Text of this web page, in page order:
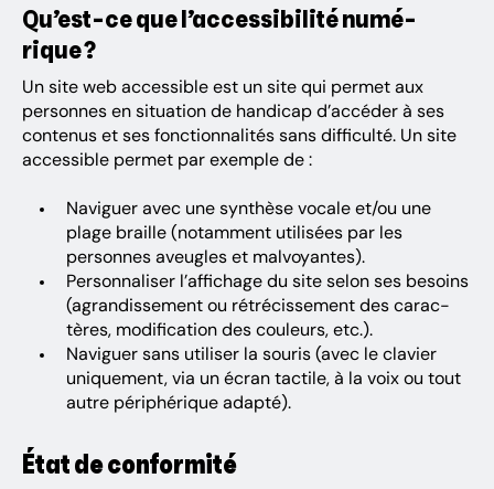
Qu’est-ce que l’ac­ces­si­bi­lité numé­
rique ?
Un site web acces­sible est un site qui permet aux
personnes en situa­tion de handi­cap d’ac­cé­der à ses
conte­nus et ses fonc­tion­na­li­tés sans diffi­culté. Un site
acces­sible permet par exemple de :
Navi­guer avec une synthèse vocale et/ou une
plage braille (notam­ment utili­sées par les
personnes aveugles et malvoyantes).
Person­na­li­ser l’af­fi­chage du site selon ses besoins
(agran­dis­se­ment ou rétré­cis­se­ment des carac­
tères, modi­fi­ca­tion des couleurs, etc.).
Navi­guer sans utili­ser la souris (avec le clavier
unique­ment, via un écran tactile, à la voix ou tout
autre péri­phé­rique adapté).
État de confor­mité